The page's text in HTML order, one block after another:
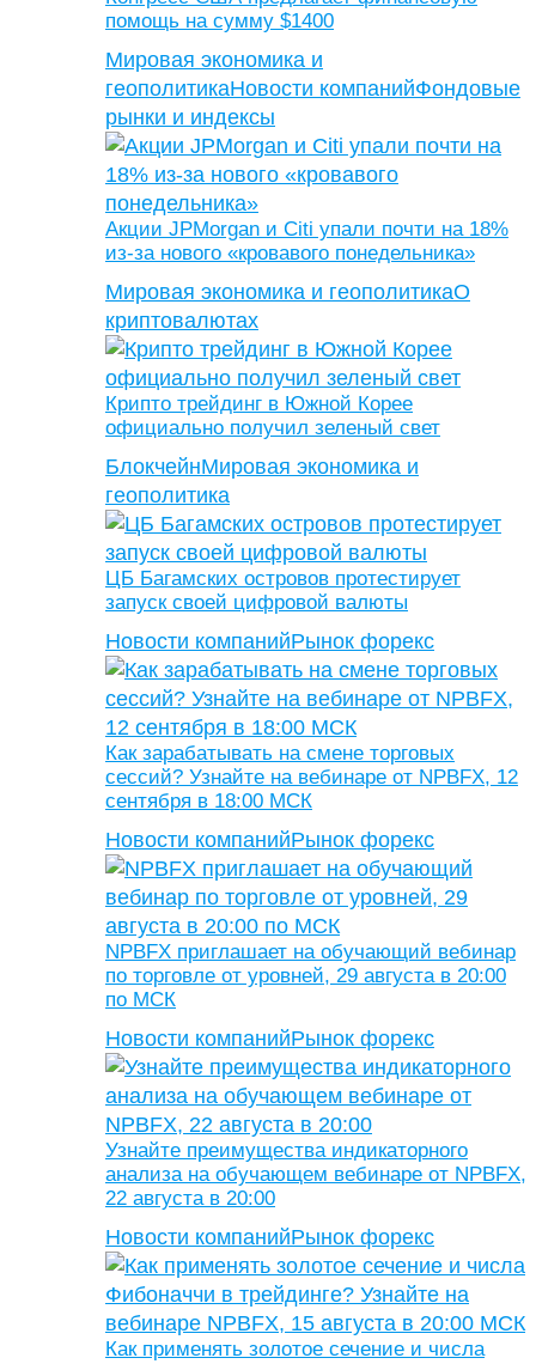
помощь на сумму $1400
Мировая экономика и
геополитикаНовости компанийФондовые
рынки и индексы
Акции JPMorgan и Citi упали почти на 18%
из-за нового «кровавого понедельника»
Мировая экономика и геополитикаО
криптовалютах
Крипто трейдинг в Южной Корее
официально получил зеленый свет
БлокчейнМировая экономика и
геополитика
ЦБ Багамских островов протестирует
запуск своей цифровой валюты
Новости компанийРынок форекс
Как зарабатывать на смене торговых
сессий? Узнайте на вебинаре от NPBFX, 12
сентября в 18:00 МСК
Новости компанийРынок форекс
NPBFX приглашает на обучающий вебинар
по торговле от уровней, 29 августа в 20:00
по МСК
Новости компанийРынок форекс
Узнайте преимущества индикаторного
анализа на обучающем вебинаре от NPBFX,
22 августа в 20:00
Новости компанийРынок форекс
Как применять золотое сечение и числа